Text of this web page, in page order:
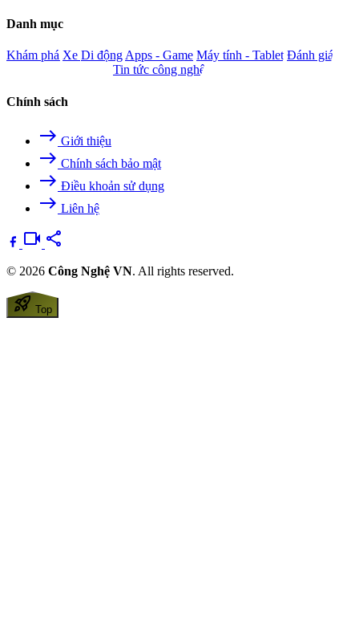
Danh mục
Khám phá Xe Di độngApps - Game Máy tính - Tablet Đánh giá
Tin tức công nghệ
Chính sách
east Giới thiệu
east Chính sách bảo mật
east Điều khoản sử dụng
east Liên hệ
videocam share
© 2026 Công Nghệ VN. All rights reserved.
rocket_launch Top